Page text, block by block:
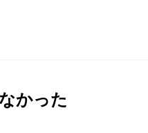
かった